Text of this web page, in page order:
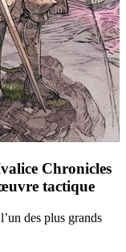
Chronicles
tactique
des plus grands